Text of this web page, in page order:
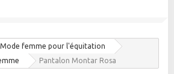
Mode femme pour l'équitation
Pantalon Montar Rosa